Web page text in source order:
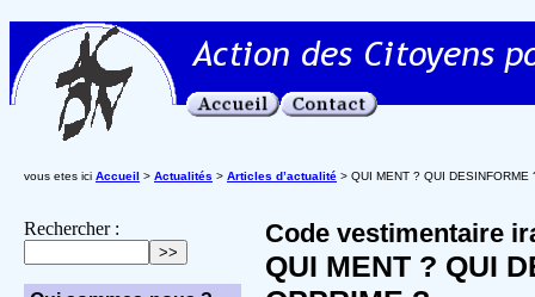
vous etes ici Accueil > Actualités > Articles d’actualité > QUI MENT ? QUI DESINFORME
Rechercher : Code vestimentaire
QUI MENT ? QUI